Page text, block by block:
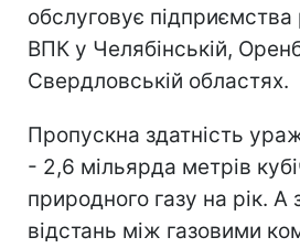
обслуговує підприємства
ВПК у Челябінській,
Свердловській областях.
Пропускна здатність
- 2,6 мільярда метрів
природного газу на рік. А
відстань між газовими